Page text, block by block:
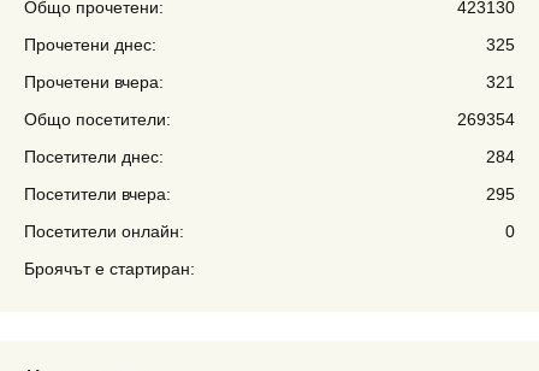
423130
Общо прочетени:
325
Прочетени днес:
321
Прочетени вчера:
269354
Общо посетители:
284
Посетители днес:
295
Посетители вчера:
0
Посетители онлайн:
Броячът е стартиран: